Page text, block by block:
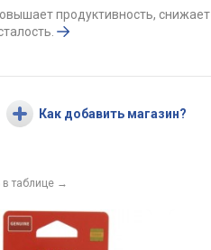
продуктивность, снижает
Как добавить магазин?
в таблице →